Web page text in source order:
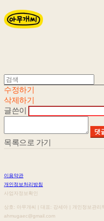
수정하기
삭제하기
글쓴이
댓
목록으로 가기
이용약관
개인정보처리방침
사업자정보확인
상호: 아무개씨 | 대표: 강세아 | 개인정보관
ahmugaec@gmail.com